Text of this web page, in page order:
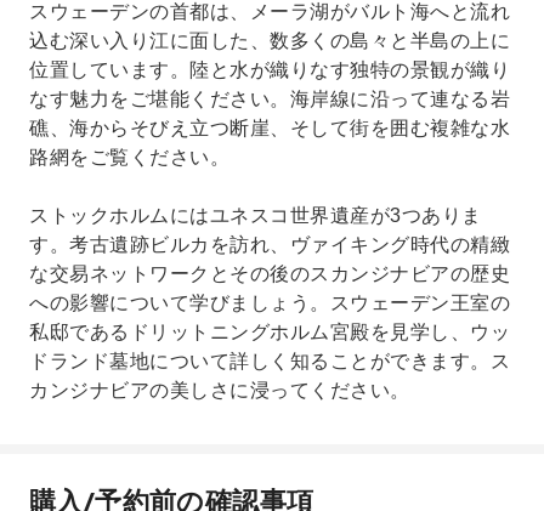
スウェーデンの首都は、メーラ湖がバルト海へと流れ
込む深い入り江に面した、数多くの島々と半島の上に
位置しています。陸と水が織りなす独特の景観が織り
なす魅力をご堪能ください。海岸線に沿って連なる岩
礁、海からそびえ立つ断崖、そして街を囲む複雑な水
路網をご覧ください。
ストックホルムにはユネスコ世界遺産が3つありま
す。考古遺跡ビルカを訪れ、ヴァイキング時代の精緻
な交易ネットワークとその後のスカンジナビアの歴史
への影響について学びましょう。スウェーデン王室の
私邸であるドリットニングホルム宮殿を見学し、ウッ
ドランド墓地について詳しく知ることができます。ス
カンジナビアの美しさに浸ってください。
購入/予約前の確認事項